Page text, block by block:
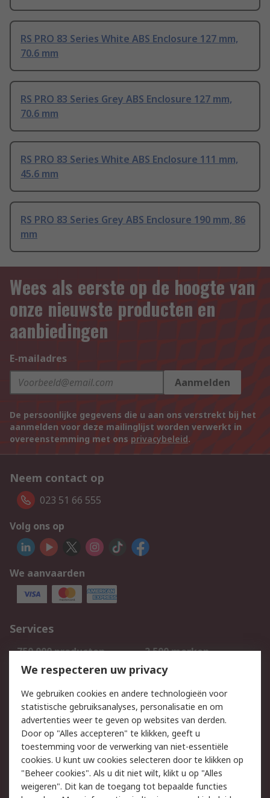
RS PRO 83 Series White ABS Enclosure 127 mm,
70.6 mm
RS PRO 83 Series Grey ABS Enclosure 127 mm,
70.6 mm
RS PRO 83 Series White ABS Enclosure 111 mm,
45.6 mm
RS PRO 83 Series Grey ABS Enclosure 190 mm, 86
mm
Wees als eerste op de hoogte van
onze nieuwste producten en
aanbiedingen
E-mailadres
Aanmelden
De persoonlijke gegevens die u aan ons verstrekt bij het
aanmelden voor deze mailinglijst worden verwerkt in
overeenstemming met ons privacybeleid.
Neem contact op
023 51 66 555
Volg ons op
We aanvaarden
Services
750.000 producten
2.500 merken
Bestellen
Inkoopoplossingen
Track & Trace
Wettelijk
Cookiebeleid
Email veiligheid
Privacybeleid
Websitevoorwaarden
Algemene
We respecteren uw privacy
We gebruiken cookies en andere technologieën voor
statistische gebruiksanalyses, personalisatie en om
advertenties weer te geven op websites van derden.
Door op "Alles accepteren" te klikken, geeft u
toestemming voor de verwerking van niet-essentiële
cookies. U kunt uw cookies selecteren door te klikken op
"Beheer cookies". Als u dit niet wilt, klikt u op "Alles
weigeren". Dit kan de toegang tot bepaalde functies